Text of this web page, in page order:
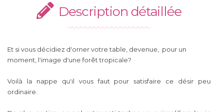
Description détaillée
Et si vous décidiez d'orner votre table, devenue, pour un
moment, l'image d'une forêt tropicale?
Voilà la nappe qu'il vous faut pour satisfaire ce désir peu
ordinaire.